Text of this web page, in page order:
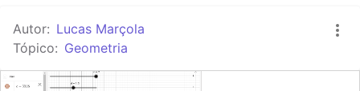
Entrar no sistema
Autor: Lucas Marçola
Tópico: Geometria